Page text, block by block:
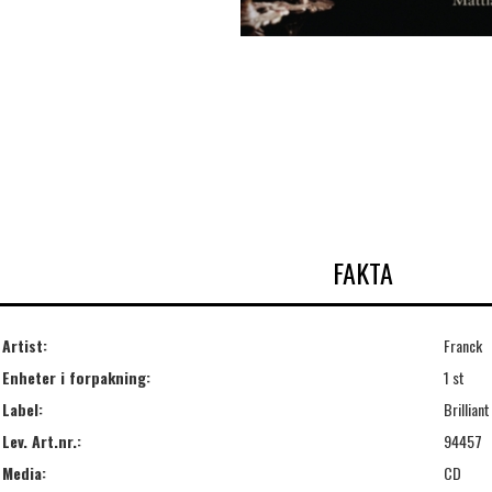
FAKTA
Artist:
Franck
Enheter i forpakning:
1 st
Label:
Lev. Art.nr.:
94457
Media:
CD